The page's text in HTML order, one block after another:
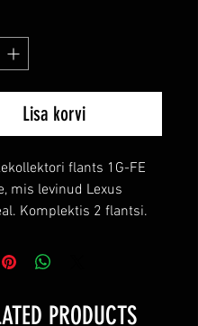
Lisa korvi
flants 1G-FE
mis levinud Lexus
Komplektis 2 flantsi.
PRODUCTS